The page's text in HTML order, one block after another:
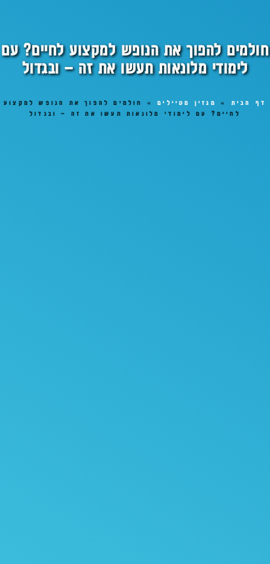
חולמים להפוך את הנופש למקצוע לחיים? עם
לימודי מלונאות תעשו את זה – ובגדול
דף הבית » מגזין מטיילים»
חולמים להפוך את הנופש למקצוע
לחיים? עם לימודי מלונאות תעשו את זה – ובגדול